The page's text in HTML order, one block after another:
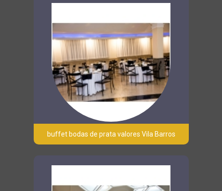
buffet bodas de prata valores Vila Barros